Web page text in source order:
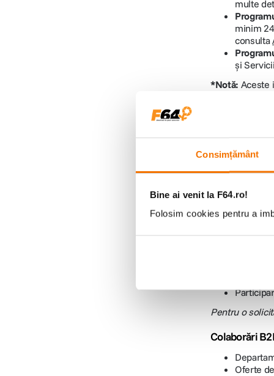
Consimțământ
Bine ai venit la F64.ro!
Folosim cookies pentru a
multe
minim
consulta
și
*Notă: Aceste
Oferte
Pentru o
SEAP
Suport
Oferte
Pentru o
Colaborări
Oferte